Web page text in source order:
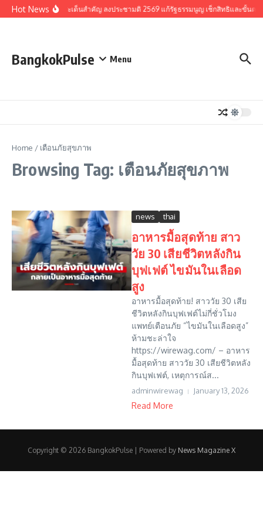
Skip to content
Hot Newsรวมประเด็นสำคัญ ลงประชามติ 2569 แก้รัฐธรรมนูญ เช็กสิทธิและขั้นตอ
BangkokPulse Menu
Home / เตือนภัยสุขภาพ
Browsing Tag: เตือนภัยสุขภาพ
news thai
อาหารมื้อสุดท้าย สาว
วัย 30 เสียชีวิตหลังกิน
บุฟเฟต์ ไขมันในเลือด
สูง
อาหารมื้อสุดท้าย! สาววัย 30 เสีย
ชีวิตหลังกินบุฟเฟต์ไม่กี่ชั่วโมง
แพทย์เตือนภัย “ไขมันในเลือดสูง”
ห้ามชะล่าใจ
https://wirewag.com/ – อาหาร
มื้อสุดท้าย สาววัย 30 เสียชีวิตหลัง
กินบุฟเฟต์, เหตุการณ์ส...
adminwirewag January 13, 2026
Read More
Copyright © 2026 BangkokPulse | Powered by News Magazine X